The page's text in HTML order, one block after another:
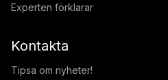
Experten förklarar
Kontakta
Tipsa om nyheter!